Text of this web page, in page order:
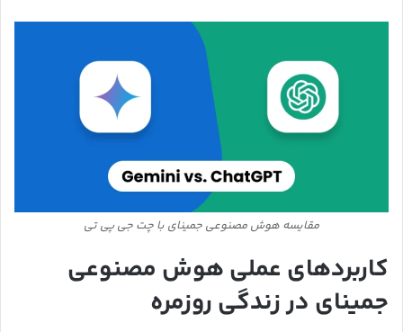
مقایسه هوش مصنوعی جمینای با چت جی پی تی
کاربردهای عملی هوش مصنوعی
جمینای در زندگی روزمره